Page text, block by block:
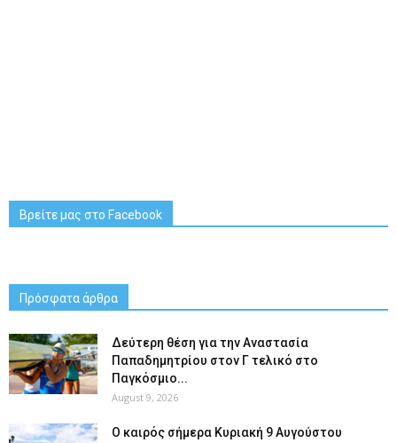
Βρείτε μας στο Facebook
Πρόσφατα άρθρα
Δεύτερη θέση για την Αναστασία
Παπαδημητρίου στον Γ τελικό στο
Παγκόσμιο...
August 9, 2026
Ο καιρός σήμερα Κυριακή 9 Αυγούστου